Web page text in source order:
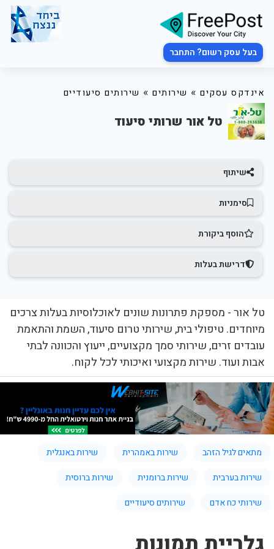
בעל עסק רשום? התחבר
אינדקס עסקים » שירותים » שירותים סיעודיים
טל אור שרותי סיעוד
שיתוף
סימניות
הוסף ביקורת
דרישת בעלות
טל אור - מספקת פתרונות שונים לאוכלוסיות בעלות צרכים
מיוחדים. טיפולי בית, שירותי טרום סיעוד, השמת והתאמת
עובדים זרים, שירותי סמך מקצועיים, ייעוץ והכוונה לבתי
אבות ועוד. שירות מקצועי ואיכותי לכל לקוח.
מתאים לגיל הזהב שירות באמהרית
שירות באנגלית
שירות בערבית
שירות ברומנית
שירות ברוסית
שירותי כח אדם
שירותים סיעודיים